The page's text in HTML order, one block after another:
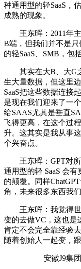
种通用型的轻SaaS，
成熟的现象。
王东晖：2011年主
B端，但我们并不是
的轻SaaS、SMB，包
其实在大B、大G之
生大量数据，但这里
SaaS把这些数据连接
是现在我们迎来了一
给SAAS尤其是垂直
飞得更高，在这个过
升。这其实是我从事
个兴奋点。
王东晖：GPT对所
通用型的轻 SaaS 会
的颠覆。同样
角，未来很多东西我们
王东晖：我觉得世
变的去做VC，这也是
肯定不会完全靠经验
随着创始人一起变，
安徽J9集